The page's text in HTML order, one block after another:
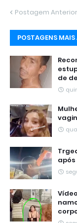
Postagem Anterior
POSTAGENS
de